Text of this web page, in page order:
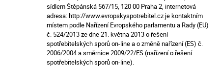
sídlem Štěpánská 567/15, 120 00 Praha 2, internetová
adresa: http://www.evropskyspotrebitel.cz je kontaktním
místem podle Nařízení Evropského parlamentu a Rady (EU)
č. 524/2013 ze dne 21. května 2013 o řešení
spotřebitelských sporů on-line a o změně nařízení (ES) č.
2006/2004 a směrnice 2009/22/ES (nařízení o řešení
spotřebitelských sporů on-line).